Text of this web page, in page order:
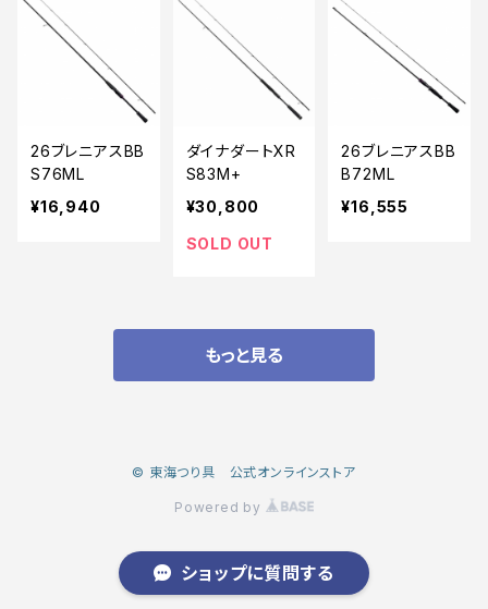
26ブレニアスBB
S76ML
¥16,940
ダイナダートXR
S83M+
¥30,800
SOLD OUT
26ブレニアスBB
B72ML
¥16,555
もっと見る
© 東海つり具 公式オンラインストア
Powered by
ショップに質問する